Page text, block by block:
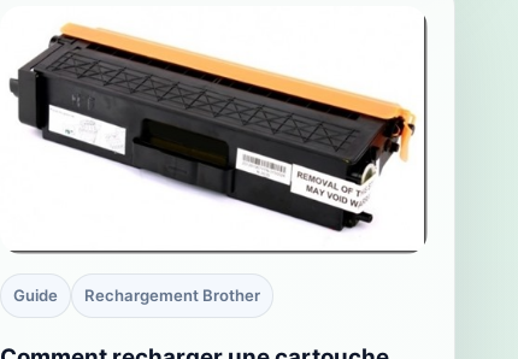
Guide Rechargement Brother